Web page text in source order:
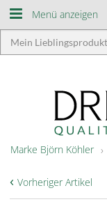
Menü anzeigen
Marke Björn Köhler
‹ Vorheriger Artikel